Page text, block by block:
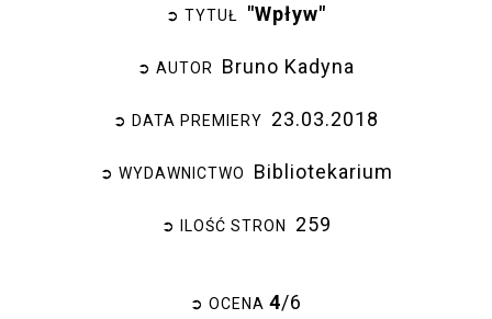
➲ TYTUŁ "Wpływ"
➲ AUTOR Bruno Kadyna
➲ DATA PREMIERY 23.03.2018
➲ WYDAWNICTWO Bibliotekarium
➲ ILOŚĆ STRON 259
➲ OCENA 4/6